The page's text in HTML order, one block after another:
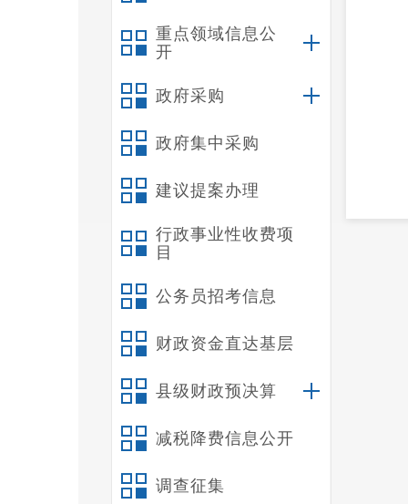
重点领域信息公
开
政府采购
政府集中采购
建议提案办理
行政事业性收费项
目
公务员招考信息
财政资金直达基层
县级财政预决算
减税降费信息公开
调查征集